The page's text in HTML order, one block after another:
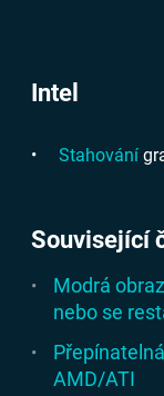
Intel
Stahování
Související
Modrá
nebo se
AMD/ATI